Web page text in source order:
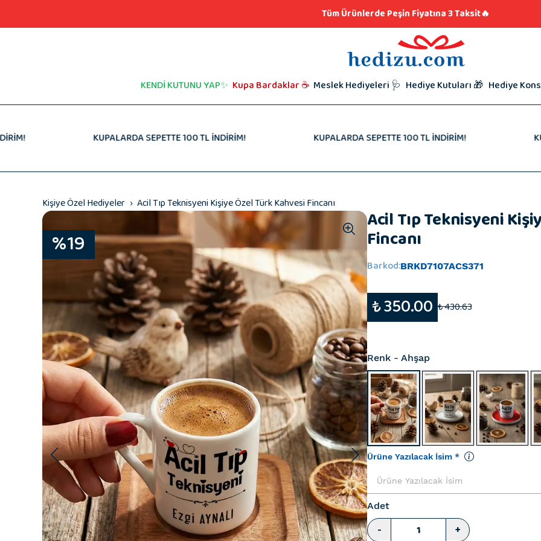
Tüm Ürünlerde Peşin Fiyatına 3 Taksit🔥
KENDİ KUTUNU YAP✨ Kupa Bardaklar ☕ Meslek Hediyeleri 🩺 Hediye Kutuları 🎁 Hediye
Taraftar
Hediyeleri
Kardeşe
KUPALARDA SEPETTE 100 TL İNDİRİM! KUPALARDA SEPETTE 100 TL İNDİRİM!
Kişiye Özel Hediyeler Acil Tıp Teknisyeni Kişiye Özel Türk Kahvesi Fincanı
%19
Acil Tıp Teknisyeni
Fincanı
Barkod:BRKD7107ACS371
₺ 350.00 ₺ 430.63
Renk - Ahşap
Ürüne Yazılacak İsim *
Adet
- +